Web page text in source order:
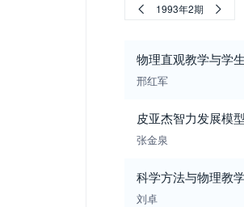
1993年2期
物理直观教学与学
邢红军
皮亚杰智力发展模
张金泉
科学方法与物理教
刘卓